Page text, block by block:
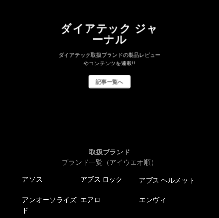
ダイアテック ジャ
ーナル
ダイアテック取扱ブランドの製品レビュー
やコンテンツを連載!!
記事一覧へ
取扱ブランド
ブランド一覧（アイウエオ順）
アソス アブス ロック アブス ヘルメット
アンオーソライズ
ド
エアロ エンヴィ